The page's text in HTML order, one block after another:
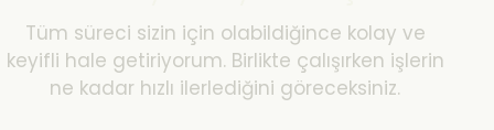
Tüm süreci sizin için olabildiğince kolay ve
keyifli hale getiriyorum. Birlikte çalışırken işlerin
ne kadar hızlı ilerlediğini göreceksiniz.